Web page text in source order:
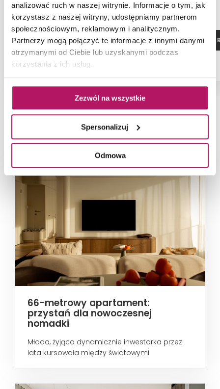
analizować ruch w naszej witrynie. Informacje o tym, jak
korzystasz z naszej witryny, udostępniamy partnerom
społecznościowym, reklamowym i analitycznym.
Partnerzy mogą połączyć te informacje z innymi danymi
otrzymanymi od Ciebie lub uzyskanymi podczas
korzystania z ich usług.
Zezwól na wszystkie
Spersonalizuj
Odmowa
ZOBACZ PRODUKT ZOBACZ
NAJNOWSZE ARTYKUŁY
66-metrowy apartament:
przystań dla nowoczesnej
nomadki
Młoda, żyjąca dynamicznie inwestorka przez
lata kursowała między światowymi